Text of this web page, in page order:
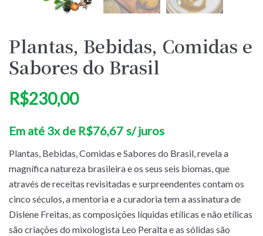
Plantas, Bebidas, Comidas e
Sabores do Brasil
R$230,00
Em até 3x de R$76,67 s/ juros
Plantas, Bebidas, Comidas e Sabores do Brasil, revela a
magnífica natureza brasileira e os seus seis biomas, que
através de receitas revisitadas e surpreendentes contam os
cinco séculos, a mentoria e a curadoria tem a assinatura de
Dislene Freitas, as composições líquidas etílicas e não etílicas
são criações do mixologista Leo Peralta e as sólidas são